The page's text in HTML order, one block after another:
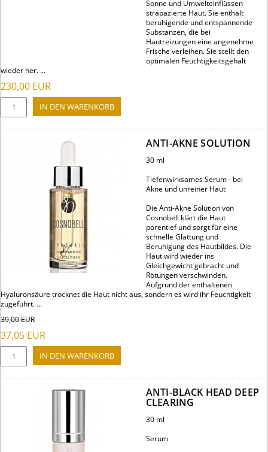
Sonne und Umwelteinflüssen
strapazierte Haut. Sie enthält
beruhigende und entspannende
Substanzen, die bei
Hautreizungen eine angenehme
Frische verleihen. Sie stellt den
optimalen Feuchtigkeitsgehalt
wieder her. ...
230,00 EUR
ANTI-AKNE SOLUTION
30 ml
Tiefenwirksames Serum - bei
Akne und unreiner Haut
Die Anti-Akne Solution von
Cosnobell klärt die Haut
porentief und sorgt für eine
schnelle Glättung und
Beruhigung des Hautbildes. Die
Haut wird wieder ins
Gleichgewicht gebracht und
Rötungen verschwinden.
Aufgrund der enthaltenen
Hyaluronsäure trocknet die Haut nicht aus, sondern es wird ihr Feuchtigkeit
zugeführt. ...
39,00EUR
37,05 EUR
ANTI-BLACK HEAD DEEP
CLEARING
30 ml
Serum